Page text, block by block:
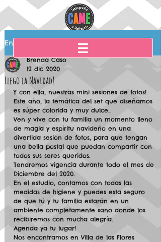
Entrada
Llego la Navidad!
Brenda Caso
12 dic 2020
Y con ella, nuestras mini sesiones de fotos!
Este año, la temática del set que diseñamos
es súper colorida y muy dulce...
Ven y vive con tu familia un momento lleno
de magia y espíritu navideño en una
divertida sesión de fotos, para que tengan
una bella postal que puedan compartir con
todos sus seres queridos.
Tendremos vigencia durante todo el mes de
Diciembre del 2020.
En el estudio, contamos con todas las
medidas de higiene y puedes esta seguro
de que tú y tu familia estarán en un
ambiente completamente sano donde los
recibiremos con mucha alegría.
Agenda ya tu lugar!
Nos encontramos en Villa de las Flores